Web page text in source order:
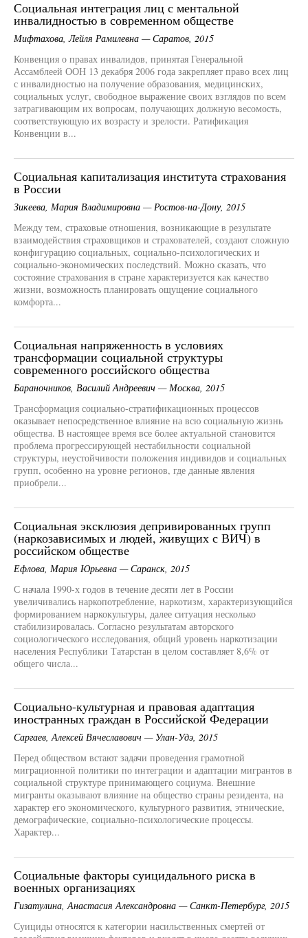
Социальная интеграция лиц с ментальной
инвалидностью в современном обществе
Мифтахова, Лейля Рамилевна — Саратов, 2015
Конвенция о правах инвалидов, принятая Генеральной
Ассамблеей ООН 13 декабря 2006 года закрепляет право всех лиц
с инвалидностью на получение образования, медицинских,
социальных услуг, свободное выражение своих взглядов по всем
затрагивающим их вопросам, получающих должную весомость,
соответствующую их возрасту и зрелости. Ратификация
Конвенции в...
Социальная капитализация института страхования
в России
Зикеева, Мария Владимировна — Ростов-на-Дону, 2015
Между тем, страховые отношения, возникающие в результате
взаимодействия страховщиков и страхователей, создают сложную
конфигурацию социальных, социально-психологических и
социально-экономических последствий. Можно сказать, что
состояние страхования в стране характеризуется как качество
жизни, возможность планировать ощущение социального
комфорта...
Социальная напряженность в условиях
трансформации социальной структуры
современного российского общества
Бараночников, Василий Андреевич — Москва, 2015
Трансформация социально-стратификационных процессов
оказывает непосредственное влияние на всю социальную жизнь
общества. В настоящее время все более актуальной становится
проблема прогрессирующей нестабильности социальной
структуры, неустойчивости положения индивидов и социальных
групп, особенно на уровне регионов, где данные явления
приобрели...
Социальная эксклюзия депривированных групп
(наркозависимых и людей, живущих с ВИЧ) в
российском обществе
Ефлова, Мария Юрьевна — Саранск, 2015
С начала 1990-х годов в течение десяти лет в России
увеличивались наркопотребление, наркотизм, характеризующийся
формированием наркокультуры, далее ситуация несколько
стабилизировалась. Согласно результатам авторского
социологического исследования, общий уровень наркотизации
населения Республики Татарстан в целом составляет 8,6% от
общего числа...
Социально-культурная и правовая адаптация
иностранных граждан в Российской Федерации
Саргаев, Алексей Вячеславович — Улан-Удэ, 2015
Перед обществом встают задачи проведения грамотной
миграционной политики по интеграции и адаптации мигрантов в
социальной структуре принимающего социума. Внешние
мигранты оказывают влияние на общество страны резидента, на
характер его экономического, культурного развития, этнические,
демографические, социально-психологические процессы.
Характер...
Социальные факторы суицидального риска в
военных организациях
Гизатулина, Анастасия Александровна — Санкт-Петербург, 2015
Суициды относятся к категории насильственных смертей от